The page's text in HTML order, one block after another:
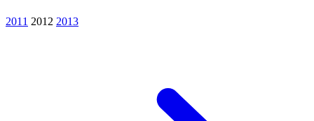
2011 2012 2013